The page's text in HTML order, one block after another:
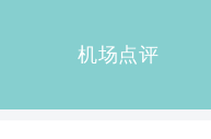
机场点评